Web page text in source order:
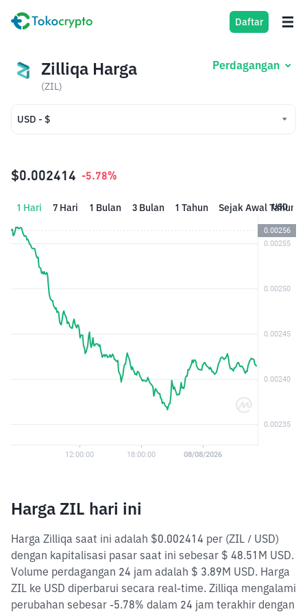
Daftar
Zilliqa Harga
(ZIL)
Perdagangan
USD - $
IDR - Rp
$0.002414 -5.78%
1 Hari 7 Hari 1 Bulan 3 Bulan 1 Tahun Sejak Awal Tahun
USD
Harga ZIL hari ini
Harga Zilliqa saat ini adalah $0.002414 per (ZIL / USD)
dengan kapitalisasi pasar saat ini sebesar $ 48.51M USD.
Volume perdagangan 24 jam adalah $ 3.89M USD. Harga
ZIL ke USD diperbarui secara real-time. Zilliqa mengalami
perubahan sebesar -5.78% dalam 24 jam terakhir dengan